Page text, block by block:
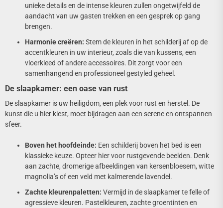
unieke details en de intense kleuren zullen ongetwijfeld de
aandacht van uw gasten trekken en een gesprek op gang
brengen.
Harmonie creëren: Stem de kleuren in het schilderij af op de
accentkleuren in uw interieur, zoals die van kussens, een
vloerkleed of andere accessoires. Dit zorgt voor een
samenhangend en professioneel gestyled geheel.
De slaapkamer: een oase van rust
De slaapkamer is uw heiligdom, een plek voor rust en herstel. De
kunst die u hier kiest, moet bijdragen aan een serene en ontspannen
sfeer.
Boven het hoofdeinde: Een schilderij boven het bed is een
klassieke keuze. Opteer hier voor rustgevende beelden. Denk
aan zachte, dromerige afbeeldingen van kersenbloesem, witte
magnolia’s of een veld met kalmerende lavendel.
Zachte kleurenpaletten: Vermijd in de slaapkamer te felle of
agressieve kleuren. Pastelkleuren, zachte groentinten en